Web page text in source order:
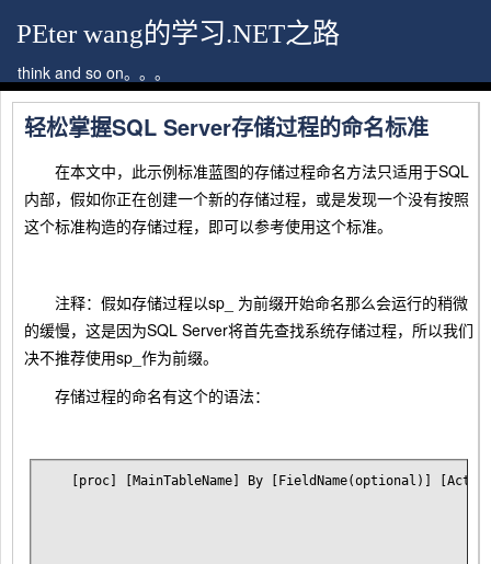
PEter wang的学习.NET之路
think and so on。。。
轻松掌握SQL Server存储过程的命名标准
在本文中，此示例标准蓝图的存储过程命名方法只适用于SQL
内部，假如你正在创建一个新的存储过程，或是发现一个没有按照
这个标准构造的存储过程，即可以参考使用这个标准。
注释：假如存储过程以sp_ 为前缀开始命名那么会运行的稍微
的缓慢，这是因为SQL Server将首先查找系统存储过程，所以我们
决不推荐使用sp_作为前缀。
存储过程的命名有这个的语法：
[proc] [MainTableName] By [FieldName(optional)]